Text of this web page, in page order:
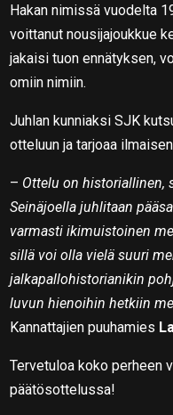
Hakan nimissä vuodelta
voittanut nousijajoukkue
jakaisi tuon ennätyksen,
omiin nimiin.
Juhlan kunniaksi SJK
otteluun ja tarjoaa
– Ottelu on historiallinen,
Seinäjoella juhlitaan
varmasti ikimuistoinen
sillä voi olla vielä suuri
jalkapallohistorianikin
luvun hienoihin hetkiin
Kannattajien puuhamies
Tervetuloa koko perheen
päätösottelussa!